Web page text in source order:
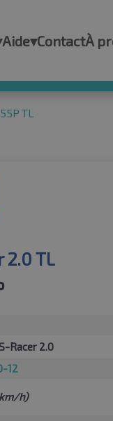
Aide▾ContactÀ
TL
2.0 TL
Racer 2.0
12
h)